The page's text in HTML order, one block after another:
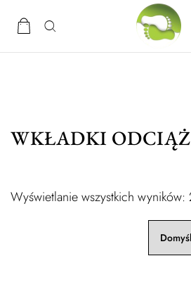
WKŁADKI
Wyświetlanie wszystkich wyników: